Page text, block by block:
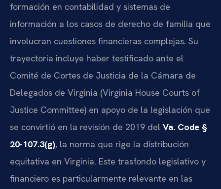
formación en contabilidad y sistemas de
información a los casos de derecho de familia que
involucran cuestiones financieras complejas. Su
trayectoria incluye haber testificado ante el
Comité de Cortes de Justicia de la Cámara de
Delegados de Virginia (Virginia House Courts of
Justice Committee) en apoyo de la legislación que
se convirtió en la revisión de 2019 del Va. Code §
20-107.3(g), la norma que rige la distribución
equitativa en Virginia. Este trasfondo legislativo y
financiero es particularmente relevante en las